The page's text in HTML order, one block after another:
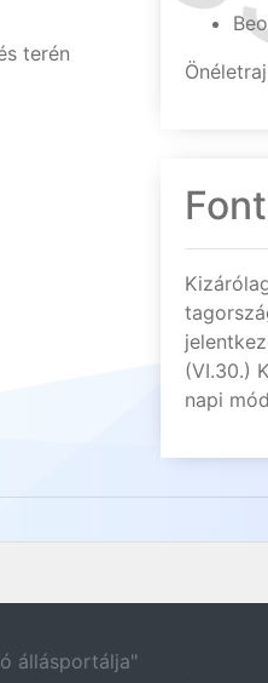
terén
(VI.30.)
napi
állásportálja"